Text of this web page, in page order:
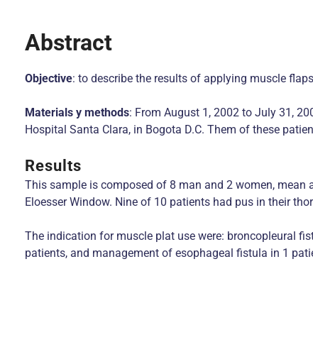
Abstract
Objective: to describe the results of applying muscle
Materials y methods: From August 1, 2002 to July 31,
Hospital Santa Clara, in Bogota D.C. Them of these
Results
This sample is composed of 8 man and 2 women,
Eloesser Window. Nine of 10 patients had pus in their
The indication for muscle plat use were: broncopleural
patients, and management of esophageal fistula in 1